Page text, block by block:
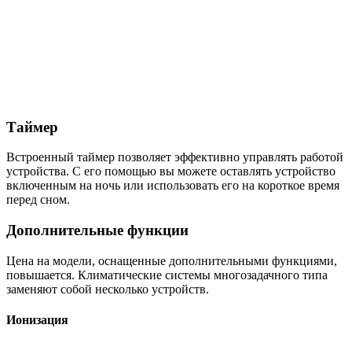
Таймер
Встроенный таймер позволяет эффективно управлять работой
устройства. С его помощью вы можете оставлять устройство
включенным на ночь или использовать его на короткое время
перед сном.
Дополнительные функции
Цена на модели, оснащенные дополнительными функциями,
повышается. Климатические системы многозадачного типа
заменяют собой несколько устройств.
Ионизация